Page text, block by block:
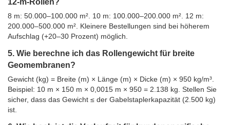
8 m: 50.000–100.000 m². 10 m: 100.000–200.000 m². 12 m:
200.000–500.000 m². Kleinere Bestellungen sind bei höherem
Aufschlag (+20–30 Prozent) möglich.
5. Wie berechne ich das Rollengewicht für breite
Geomembranen?
Gewicht (kg) = Breite (m) × Länge (m) × Dicke (m) × 950 kg/m³.
Beispiel: 10 m × 150 m × 0,0015 m × 950 = 2.138 kg. Stellen Sie
sicher, dass das Gewicht ≤ der Gabelstaplerkapazität (2.500 kg)
ist.